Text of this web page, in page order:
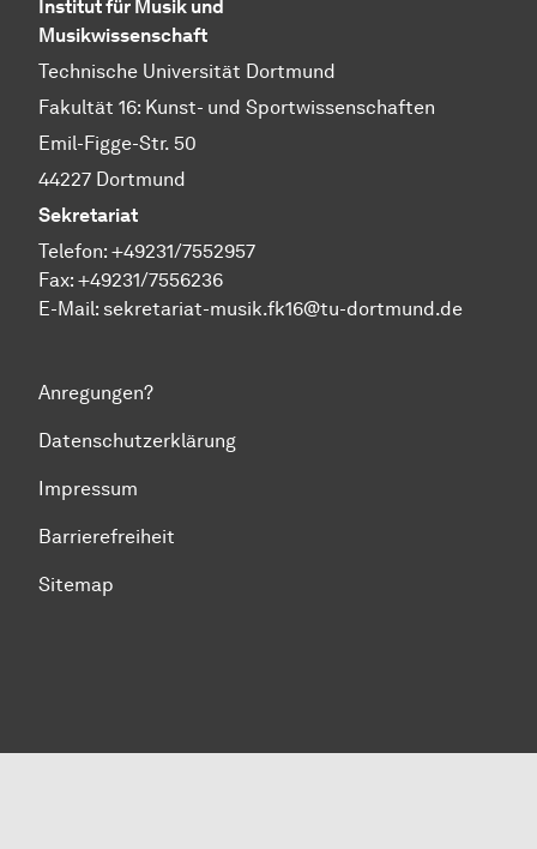
Institut für Musik und
Musikwissenschaft
Technische Universität Dortmund
Fakultät 16: Kunst- und Sportwissenschaften
Emil-Figge-Str. 50
44227 Dortmund
Sekretariat
Telefon: +49231/7552957
Fax: +49231/7556236
E-Mail: sekretariat-musik.fk16@tu-dortmund.de
Anregungen?
Datenschutzerklärung
Impressum
Barrierefreiheit
Sitemap